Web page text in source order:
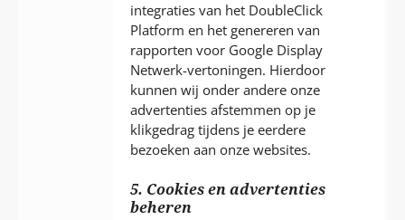
integraties van het DoubleClick
Platform en het genereren van
rapporten voor Google Display
Netwerk-vertoningen. Hierdoor
kunnen wij onder andere onze
advertenties afstemmen op je
klikgedrag tijdens je eerdere
bezoeken aan onze websites.
5. Cookies en advertenties
beheren